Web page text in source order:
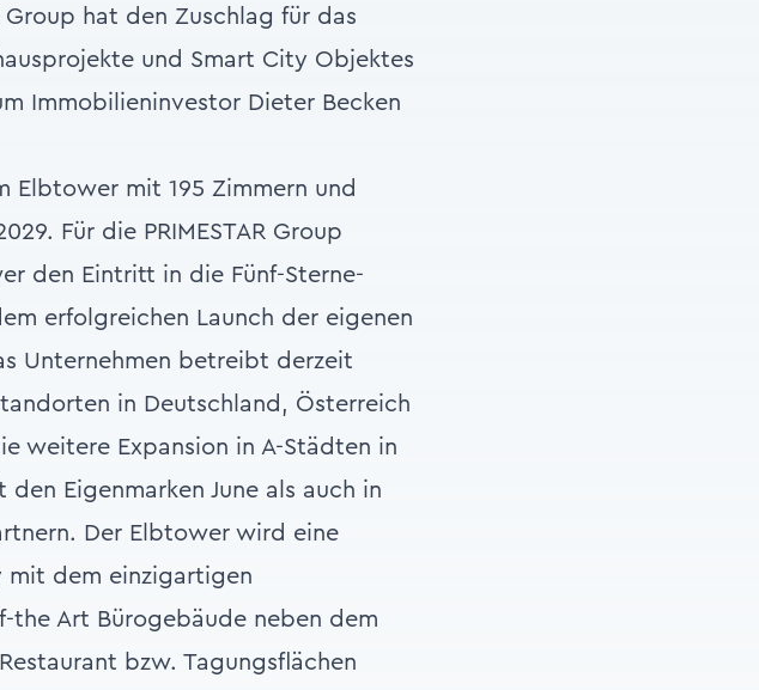
hat den Zuschlag für das
und Smart City Objektes
Immobilieninvestor Dieter Becken
Elbtower mit 195 Zimmern und
Für die PRIMESTAR Group
den Eintritt in die Fünf-Sterne-
erfolgreichen Launch der eigenen
Unternehmen betreibt derzeit
in Deutschland, Österreich
weitere Expansion in A-Städten in
Eigenmarken June als auch in
Der Elbtower wird eine
mit dem einzigartigen
the Art Bürogebäude neben dem
bzw. Tagungsflächen